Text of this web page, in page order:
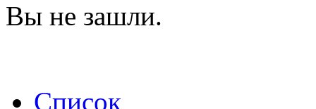
Вы не зашли.
Список